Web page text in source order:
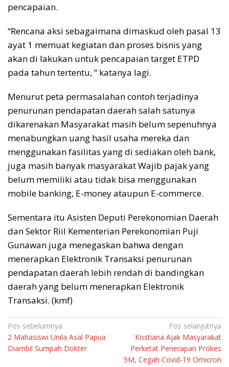
pencapaian.
“Rencana aksi sebagaimana dimaskud oleh pasal 13
ayat 1 memuat kegiatan dan proses bisnis yang
akan di lakukan untuk pencapaian target ETPD
pada tahun tertentu, ” katanya lagi.
Menurut peta permasalahan contoh terjadinya
penurunan pendapatan daerah salah satunya
dikarenakan Masyarakat masih belum sepenuhnya
menabungkan uang hasil usaha mereka dan
menggunakan fasilitas yang di sediakan oleh bank,
juga masih banyak masyarakat Wajib pajak yang
belum memiliki atau tidak bisa menggunakan
mobile banking, E-money ataupun E-commerce.
Sementara itu Asisten Deputi Perekonomian Daerah
dan Sektor Riil Kementerian Perekonomian Puji
Gunawan juga menegaskan bahwa dengan
menerapkan Elektronik Transaksi penurunan
pendapatan daerah lebih rendah di bandingkan
daerah yang belum menerapkan Elektronik
Transaksi. (kmf)
Navigasi
pos
Pos sebelumnya
2 Mahasiswi Unila Asal Papua
Diambil Sumpah Dokter
Pos selanjutnya
Kostiana Ajak Masyarakat
Perketat Penerapan Prokes
5M, Cegah Covid-19 Omicron